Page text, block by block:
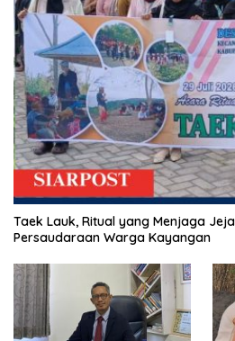
Taek Lauk, Ritual yang Menjaga
Persaudaraan Warga Kayangan